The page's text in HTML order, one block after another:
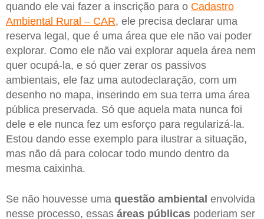
quando ele vai fazer a inscrição para o Cadastro
Ambiental Rural – CAR, ele precisa declarar uma
reserva legal, que é uma área que ele não vai poder
explorar. Como ele não vai explorar aquela área nem
quer ocupá-la, e só quer zerar os passivos
ambientais, ele faz uma autodeclaração, com um
desenho no mapa, inserindo em sua terra uma área
pública preservada. Só que aquela mata nunca foi
dele e ele nunca fez um esforço para regularizá-la.
Estou dando esse exemplo para ilustrar a situação,
mas não dá para colocar todo mundo dentro da
mesma caixinha.
Se não houvesse uma questão ambiental envolvida
nesse processo, essas áreas públicas poderiam ser